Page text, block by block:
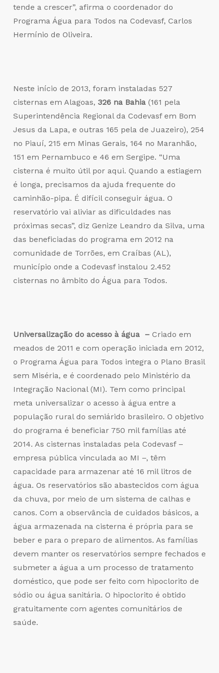
tende a crescer”, afirma o coordenador do
Programa Água para Todos na Codevasf, Carlos
Hermínio de Oliveira.
Neste início de 2013, foram instaladas 527
cisternas em Alagoas, 326 na Bahia(161 pela
Superintendência Regional da Codevasf em Bom
Jesus da Lapa, e outras 165 pela de Juazeiro), 254
no Piauí, 215 em Minas Gerais, 164 no Maranhão,
151 em Pernambuco e 46 em Sergipe. “Uma
cisterna é muito útil por aqui. Quando a estiagem
é longa, precisamos da ajuda frequente do
caminhão-pipa. É difícil conseguir água. O
reservatório vai aliviar as dificuldades nas
próximas secas”, diz Genize Leandro da Silva, uma
das beneficiadas do programa em 2012 na
comunidade de Torrões, em Craíbas (AL),
município onde a Codevasf instalou 2.452
cisternas no âmbito do Água para Todos.
Universalização do acesso à água –Criado em
meados de 2011 e com operação iniciada em 2012,
o Programa Água para Todos integra o Plano Brasil
sem Miséria, e é coordenado pelo Ministério da
Integração Nacional (MI). Tem como principal
meta universalizar o acesso à água entre a
população rural do semiárido brasileiro. O objetivo
do programa é beneficiar 750 mil famílias até
2014. As cisternas instaladas pela Codevasf –
empresa pública vinculada ao MI –, têm
capacidade para armazenar até 16 mil litros de
água. Os reservatórios são abastecidos com água
da chuva, por meio de um sistema de calhas e
canos. Com a observância de cuidados básicos, a
água armazenada na cisterna é própria para se
beber e para o preparo de alimentos. As famílias
devem manter os reservatórios sempre fechados e
submeter a água a um processo de tratamento
doméstico, que pode ser feito com hipoclorito de
sódio ou água sanitária. O hipoclorito é obtido
gratuitamente com agentes comunitários de
saúde.